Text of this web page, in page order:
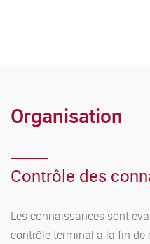
Organisation
Contrôle des
Les connaissances sont
contrôle terminal à la fin de